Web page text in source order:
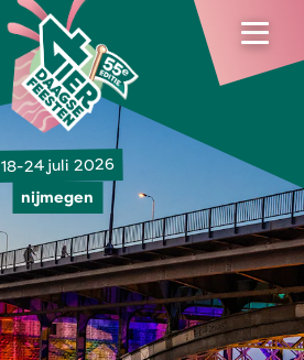
18-24 juli 2026
nijmegen